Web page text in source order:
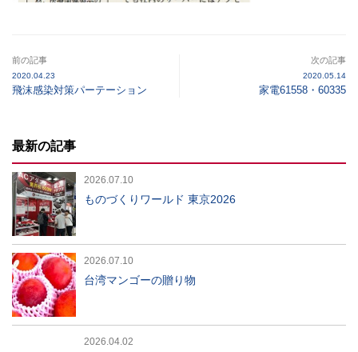
前の記事
2020.04.23
飛沫感染対策パーテーション
次の記事
2020.05.14
家電61558・60335
最新の記事
2026.07.10
ものづくりワールド 東京2026
2026.07.10
台湾マンゴーの贈り物
2026.04.02